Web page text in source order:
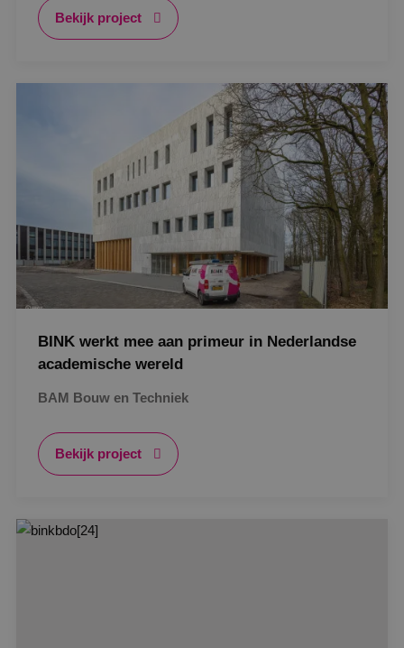
Bekijk project
BINK werkt mee aan primeur in Nederlandse
academische wereld
BAM Bouw en Techniek
Bekijk project